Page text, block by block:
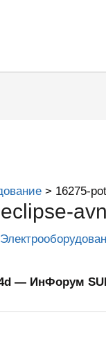
16275-
— ИнФорум